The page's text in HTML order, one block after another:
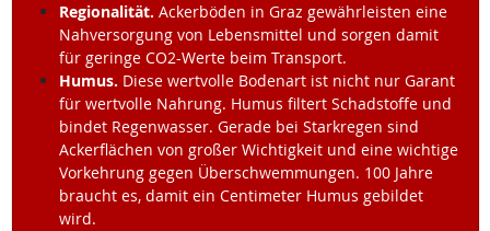
Regionalität. Ackerböden in Graz gewährleisten eine
Nahversorgung von Lebensmittel und sorgen damit
für geringe CO2-Werte beim Transport.
Humus. Diese wertvolle Bodenart ist nicht nur Garant
für wertvolle Nahrung. Humus filtert Schadstoffe und
bindet Regenwasser. Gerade bei Starkregen sind
Ackerflächen von großer Wichtigkeit und eine wichtige
Vorkehrung gegen Überschwemmungen. 100 Jahre
braucht es, damit ein Centimeter Humus gebildet
wird.